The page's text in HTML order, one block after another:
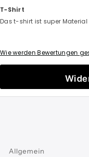
T-Shirt
Das t-shirt ist super
Wie werden Bewertungen
Allgemein